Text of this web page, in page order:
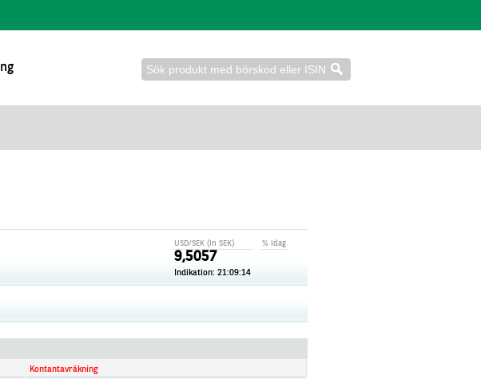
% idag
USD/SEK (in SEK)
9,5057
Indikation: 21:09:14
Kontantavräkning